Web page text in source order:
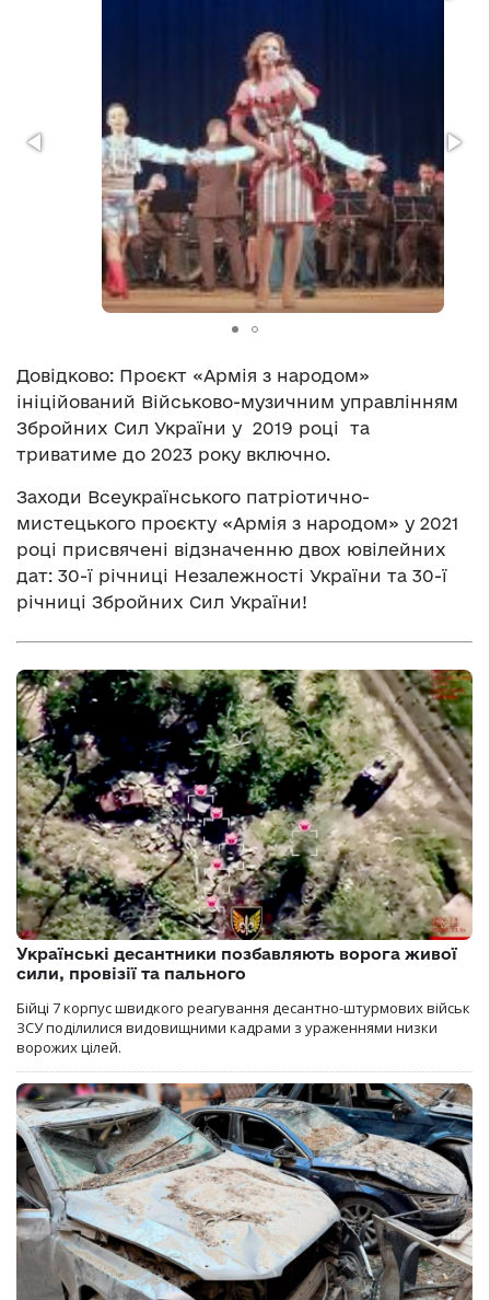
Довідково: Проєкт «Армія з народом»
ініційований Військово-музичним управлінням
Збройних Сил України у 2019 році та
триватиме до 2023 року включно.
Заходи Всеукраїнського патріотично-
мистецького проєкту «Армія з народом» у 2021
році присвячені відзначенню двох ювілейних
дат: 30-ї річниці Незалежності України та 30-ї
річниці Збройних Сил України!
Українські десантники позбавляють ворога живої
сили, провізії та пального
Бійці 7 корпус швидкого реагування десантно-штурмових військ
ЗСУ поділилися видовищними кадрами з ураженнями низки
ворожих цілей.